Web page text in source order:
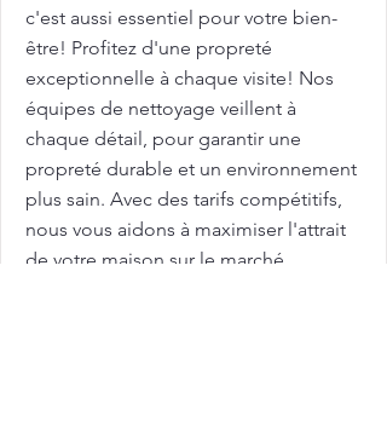
c'est aussi essentiel pour votre bien-
être! Profitez d'une propreté
exceptionnelle à chaque visite! Nos
équipes de nettoyage veillent à
chaque détail, pour garantir une
propreté durable et un environnement
plus sain. Avec des tarifs compétitifs,
nous vous aidons à maximiser l'attrait
de votre maison sur le marché